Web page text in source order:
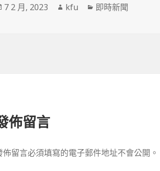
發
7 2 月, 2023
作
kfu
分
即時新聞
佈留言
佈留言必須填寫的電子郵件地址不會公開。